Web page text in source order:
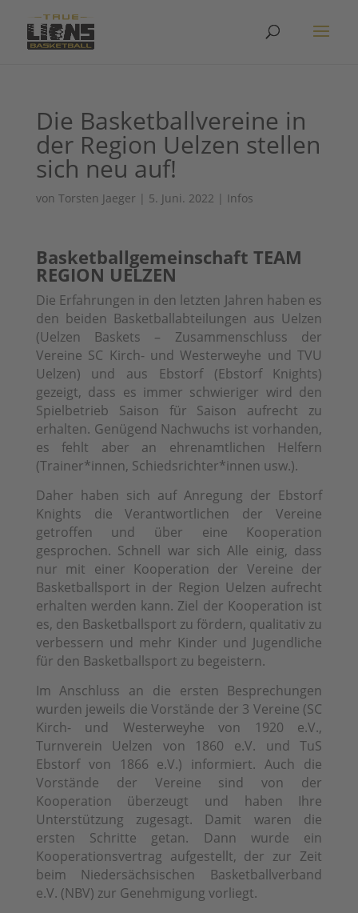
Die Basketballvereine in
der Region Uelzen stellen
sich neu auf!
von Torsten Jaeger | 5. Juni. 2022 | Infos
Basketballgemeinschaft TEAM
REGION UELZEN
Die Erfahrungen in den letzten Jahren haben es
den beiden Basketballabteilungen aus Uelzen
(Uelzen Baskets – Zusammenschluss der
Vereine SC Kirch- und Westerweyhe und TVU
Uelzen) und aus Ebstorf (Ebstorf Knights)
gezeigt, dass es immer schwieriger wird den
Spielbetrieb Saison für Saison aufrecht zu
erhalten. Genügend Nachwuchs ist vorhanden,
es fehlt aber an ehrenamtlichen Helfern
(Trainer*innen, Schiedsrichter*innen usw.).
Daher haben sich auf Anregung der Ebstorf
Knights die Verantwortlichen der Vereine
getroffen und über eine Kooperation
gesprochen. Schnell war sich Alle einig, dass
nur mit einer Kooperation der Vereine der
Basketballsport in der Region Uelzen aufrecht
erhalten werden kann. Ziel der Kooperation ist
es, den Basketballsport zu fördern, qualitativ zu
verbessern und mehr Kinder und Jugendliche
für den Basketballsport zu begeistern.
Im Anschluss an die ersten Besprechungen
wurden jeweils die Vorstände der 3 Vereine (SC
Kirch- und Westerweyhe von 1920 e.V.,
Turnverein Uelzen von 1860 e.V. und TuS
Ebstorf von 1866 e.V.) informiert. Auch die
Vorstände der Vereine sind von der
Kooperation überzeugt und haben Ihre
Unterstützung zugesagt. Damit waren die
ersten Schritte getan. Dann wurde ein
Kooperationsvertrag aufgestellt, der zur Zeit
beim Niedersächsischen Basketballverband
e.V. (NBV) zur Genehmigung vorliegt.